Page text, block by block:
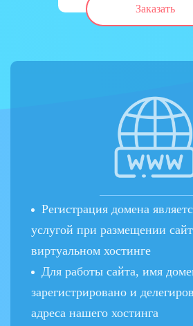
Заказать
Регистрация домена
услугой при размещении
виртуальном хостинге
Для работы сайта, имя
зарегистрировано и
адреса нашего хостинга